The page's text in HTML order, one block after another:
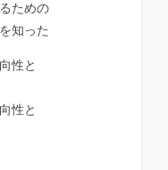
ための
知った
性と
性と